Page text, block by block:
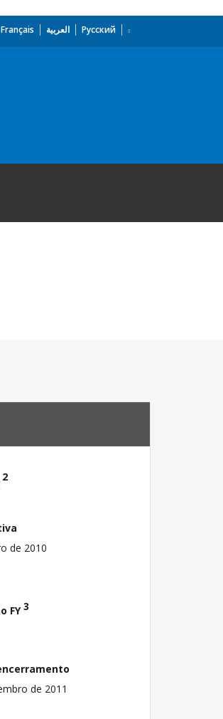
Français العربية Русский
2
de 2010
FY3
de 2011